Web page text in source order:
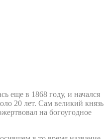
еще в 1868 году, и начался
20 лет. Сам великий князь
на богоугодное